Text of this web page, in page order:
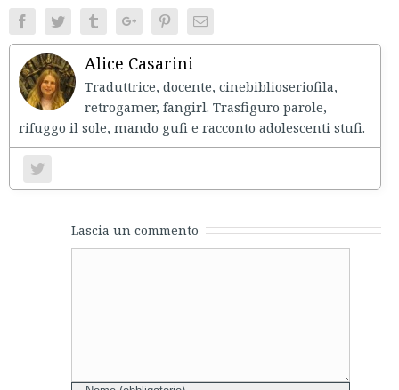
FacebookTwitter TumblrGoogle+PinterestEmail
Alice Casarini
Traduttrice, docente, cinebiblioseriofila,
retrogamer, fangirl. Trasfiguro parole,
rifuggo il sole, mando gufi e racconto adolescenti stufi.
Lascia un commento